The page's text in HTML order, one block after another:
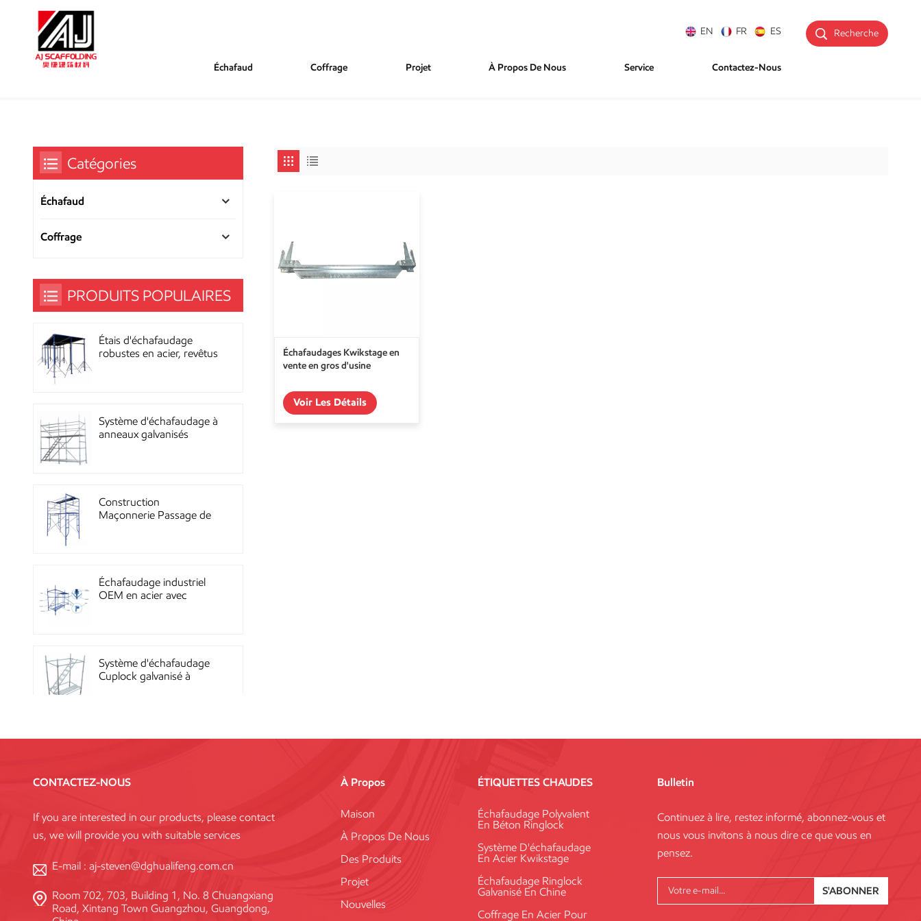
Recherche
EN FR ES
Échafaud Coffrage Projet À Propos De Nous Service Contactez-Nous
Échafaudages Kwikstage en
vente en gros d'usine
Voir Les Détails
Catégories
Échafaud
Coffrage
PRODUITS POPULAIRES
Étais d'échafaudage
robustes en acier, revêtus
Système d'échafaudage à
anneaux galvanisés
Construction
Maçonnerie Passage de
Échafaudage industriel
OEM en acier avec
Système d'échafaudage
Cuplock galvanisé à
Chine
Échafaudage à
verrouillage annulaire
haute résistance, norme
Système de coffrage en
acier réutilisable à haute
CONTACTEZ-NOUS
If you are interested in our products, please contact
us, we will provide you with suitable services
E-mail : aj-steven@dghualifeng.com.cn
Room 702, 703, Building 1, No. 8 Chuangxiang
Road, Xintang Town Guangzhou, Guangdong,
À Propos
Maison
À Propos De Nous
Des Produits
Projet
Nouvelles
ÉTIQUETTES CHAUDES
Échafaudage Polyvalent
En Béton Ringlock
Système D'échafaudage
En Acier Kwikstage
Échafaudage Ringlock
Galvanisé En Chine
Coffrage En Acier Pour
Bulletin
Continuez à lire, restez informé, abonnez-vous et
nous vous invitons à nous dire ce que vous en
pensez.
S'ABONNER